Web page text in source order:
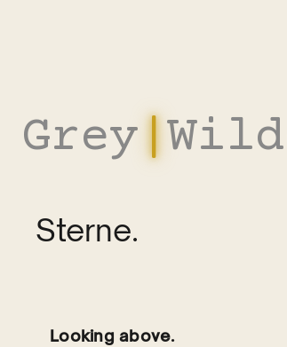
Grey |
Sterne.
Looking above.